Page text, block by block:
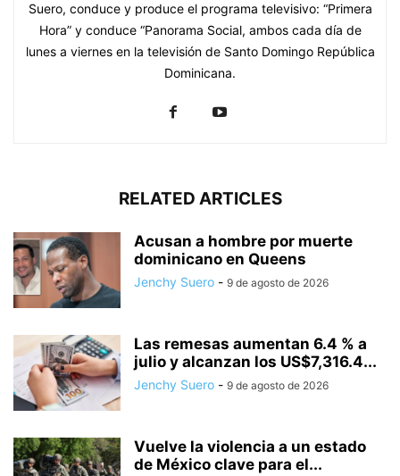
Suero, conduce y produce el programa televisivo: “Primera
Hora” y conduce “Panorama Social, ambos cada día de
lunes a viernes en la televisión de Santo Domingo República
Dominicana.
RELATED ARTICLES
Acusan a hombre por muerte
dominicano en Queens
Jenchy Suero - 9 de agosto de 2026
Las remesas aumentan 6.4 % a
julio y alcanzan los US$7,316.4...
Jenchy Suero - 9 de agosto de 2026
Vuelve la violencia a un estado
de México clave para el...